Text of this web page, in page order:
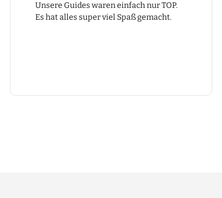
Unsere Guides waren einfach nur TOP.
Es hat alles super viel Spaß gemacht.